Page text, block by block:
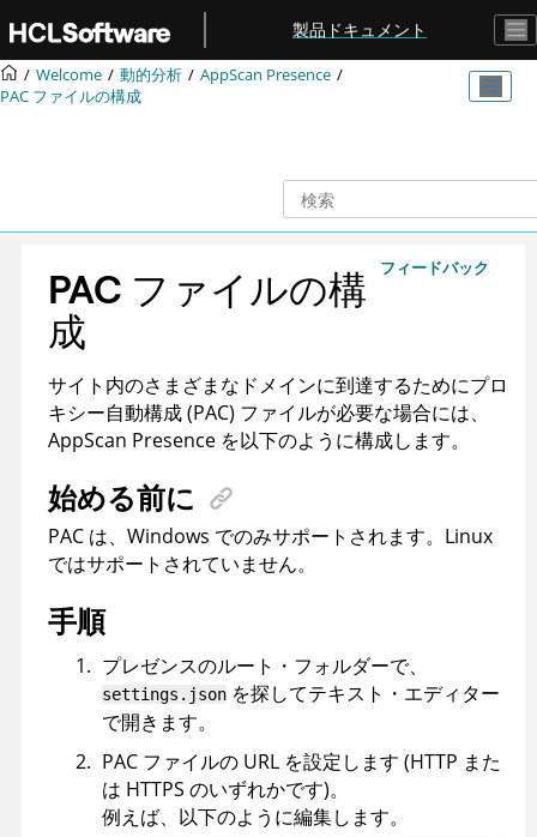
メインコンテンツにジャンプ
製品ドキュメント
Welcome 動的分析
AppScan Presence
PAC ファイルの構成
フィードバック
PAC ファイルの構
成
サイト内のさまざまなドメインに到達するためにプロ
キシー自動構成 (PAC) ファイルが必要な場合には、
AppScan Presence を以下のように構成します。
始める前に
PAC は、Windows でのみサポートされます。Linux
ではサポートされていません。
手順
プレゼンスのルート・フォルダーで、
settings.json を探してテキスト・エディター
で開きます。
PAC ファイルの URL を設定します (HTTP また
は HTTPS のいずれかです)。
例えば、以下のように編集します。